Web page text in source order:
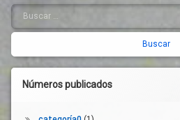
Prevención
De
Riesgos
Pública
Terrazas
Tráfico
Urbanismo
Empleo
Empresas
De
Alarma
Gobernanza
Barra
lateral
derecha
Buscar:
Números publicados